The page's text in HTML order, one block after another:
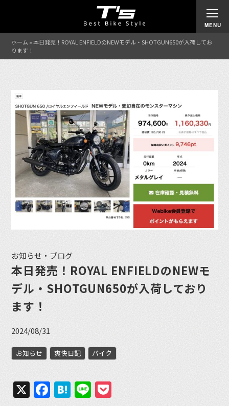
ホーム »本日発売！ROYAL ENFIELDのNEWモデル・SHOTGUN650が入荷してお
ります！
お知らせ・ブログ
本日発売！ROYAL ENFIELDのNEWモ
デル・SHOTGUN650が入荷しており
ます！
2024/08/31
お知らせ 爽快日記 バイク
X Facebook
Hatena
Line